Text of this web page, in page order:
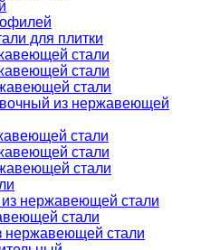
для плитки
стали
стали
стали
из нержавеющей
стали
стали
стали
нержавеющей стали
стали
нержавеющей стали